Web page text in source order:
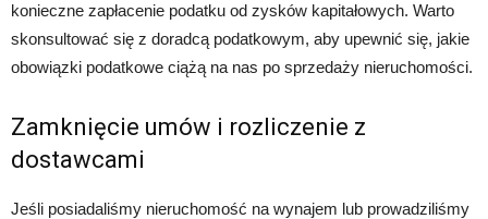
konieczne zapłacenie podatku od zysków kapitałowych. Warto
skonsultować się z doradcą podatkowym, aby upewnić się, jakie
obowiązki podatkowe ciążą na nas po sprzedaży nieruchomości.
Zamknięcie umów i rozliczenie z
dostawcami
Jeśli posiadaliśmy nieruchomość na wynajem lub prowadziliśmy